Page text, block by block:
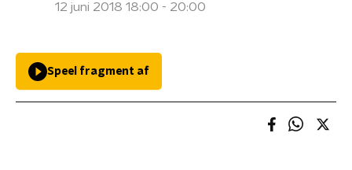
12 juni 2018 18:00 - 20:00
Speel fragment af